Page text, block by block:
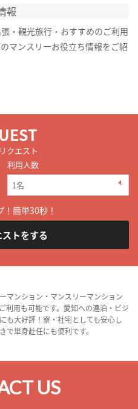
報
・観光旅行・おすすめのご利用
マンスリーお役立ち情報をご紹
クエスト
利用人数
簡単30秒！
トをする
マンション・マンスリーマンション
利用も可能です。愛知への連泊・ビジ
も大好評！寮・社宅としても安心し
で単身赴任にも便利です。
US